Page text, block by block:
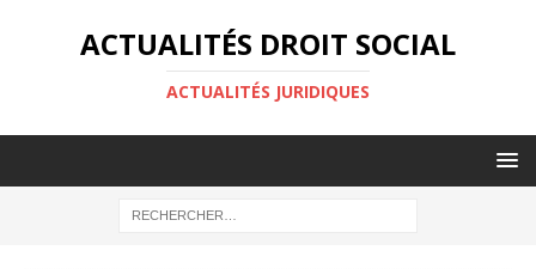
ACTUALITÉS DROIT SOCIAL
ACTUALITÉS JURIDIQUES